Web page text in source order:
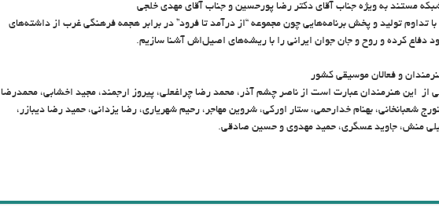
مستند به ويژه جناب آقاي دكتر رضا پورحسين و جناب آقاي مهدي خلجي
تداوم توليد و پخش برنامه‌هايي چون مجموعه “از درآمد تا فرود” در برابر هجمه فرهنگي غرب از داشته‌های
دفاع كرده و روح و جان جوان ايراني را با ريشه‌های اصيل‌اش آشنا سازيم.
و فعالان موسيقي كشور
از اين هنرمندان عبارت است از ناصر چشم آذر، محمد رضا چراغعلي، پيروز ارجمند، مجيد اخشابي، محمدرضا
شعبانخاني، بهنام خدارحمي، ستار اوركي، شروين مهاجر، رحيم شهرياري، رضا يزداني، حميد رضا ديبازر،
منش، جاويد عسگري، حميد مهدوي و حسين صادقي.